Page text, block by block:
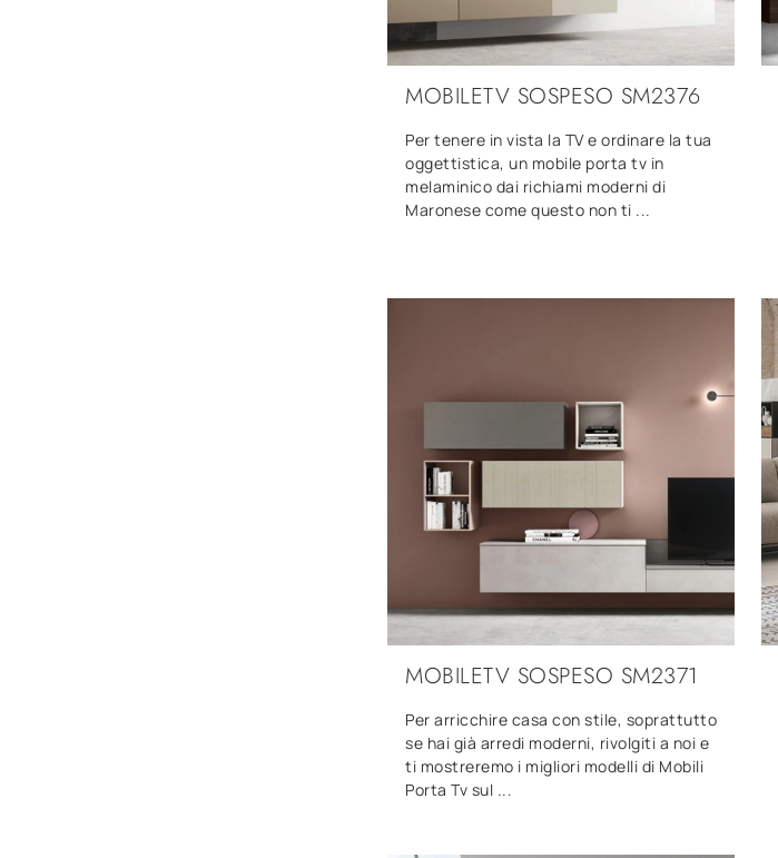
MOBILETV SOSPESO SM2376
Per tenere in vista la TV e ordinare la tua
oggettistica, un mobile porta tv in
melaminico dai richiami moderni di
Maronese come questo non ti ...
MOBILETV SOSPESO SM2371
Per arricchire casa con stile, soprattutto
se hai già arredi moderni, rivolgiti a noi e
ti mostreremo i migliori modelli di Mobili
Porta Tv sul ...